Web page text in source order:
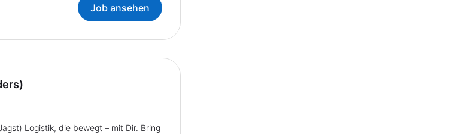
Job ansehen
Logistik, die bewegt – mit Dir. Bring